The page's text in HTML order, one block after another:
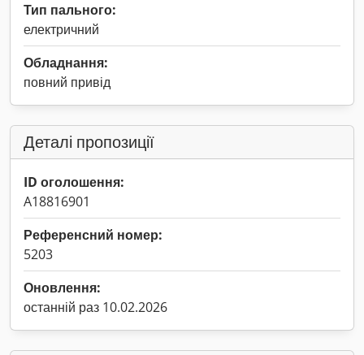
Тип пального:
електричний
Обладнання:
повний привід
Деталі пропозиції
ID оголошення:
A18816901
Референсний номер:
5203
Оновлення:
останній раз 10.02.2026